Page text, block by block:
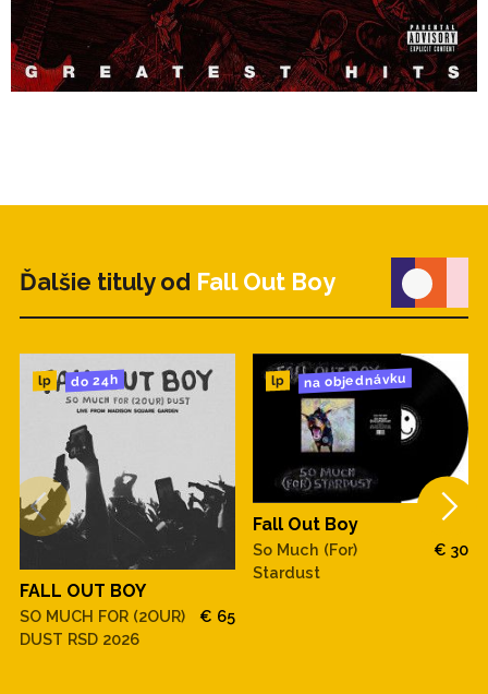
Ďalšie tituly od Fall Out Boy
lp do 24h
FALL OUT BOY
SO MUCH FOR (2OUR)
DUST RSD 2026
€ 65
lp na objednávku
Fall Out Boy
So Much (For)
Stardust
€ 30